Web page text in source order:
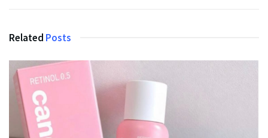
Related Posts